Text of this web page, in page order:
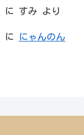
に すみ より
に
にゃんのん